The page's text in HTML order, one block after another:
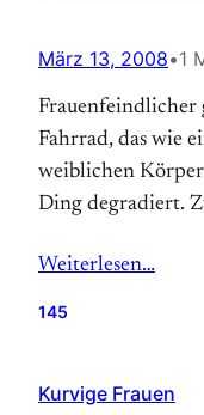
März 13, 2008•1
Frauenfeindlicher
Fahrrad, das wie
weiblichen
Ding degradiert.
Weiterlesen…
145
Kurvige Frauen